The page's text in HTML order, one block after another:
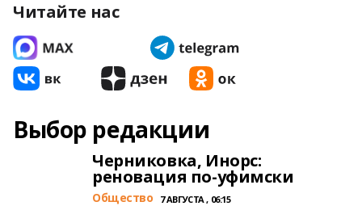
Читайте нас
Выбор редакции
Черниковка, Инорс:
реновация по-уфимски
Общество 7 АВГУСТА , 06:15